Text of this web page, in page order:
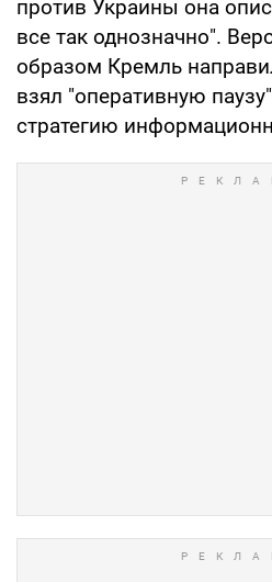
против Украины она
все так однозначно".
образом Кремль
взял "оперативную
стратегию